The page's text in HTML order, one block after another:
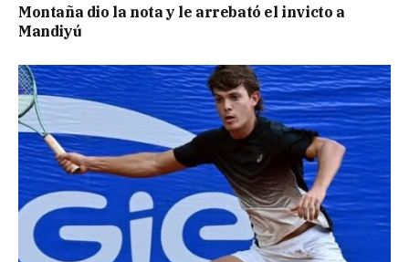
Montaña dio la nota y le arrebató el invicto a
Mandiyú